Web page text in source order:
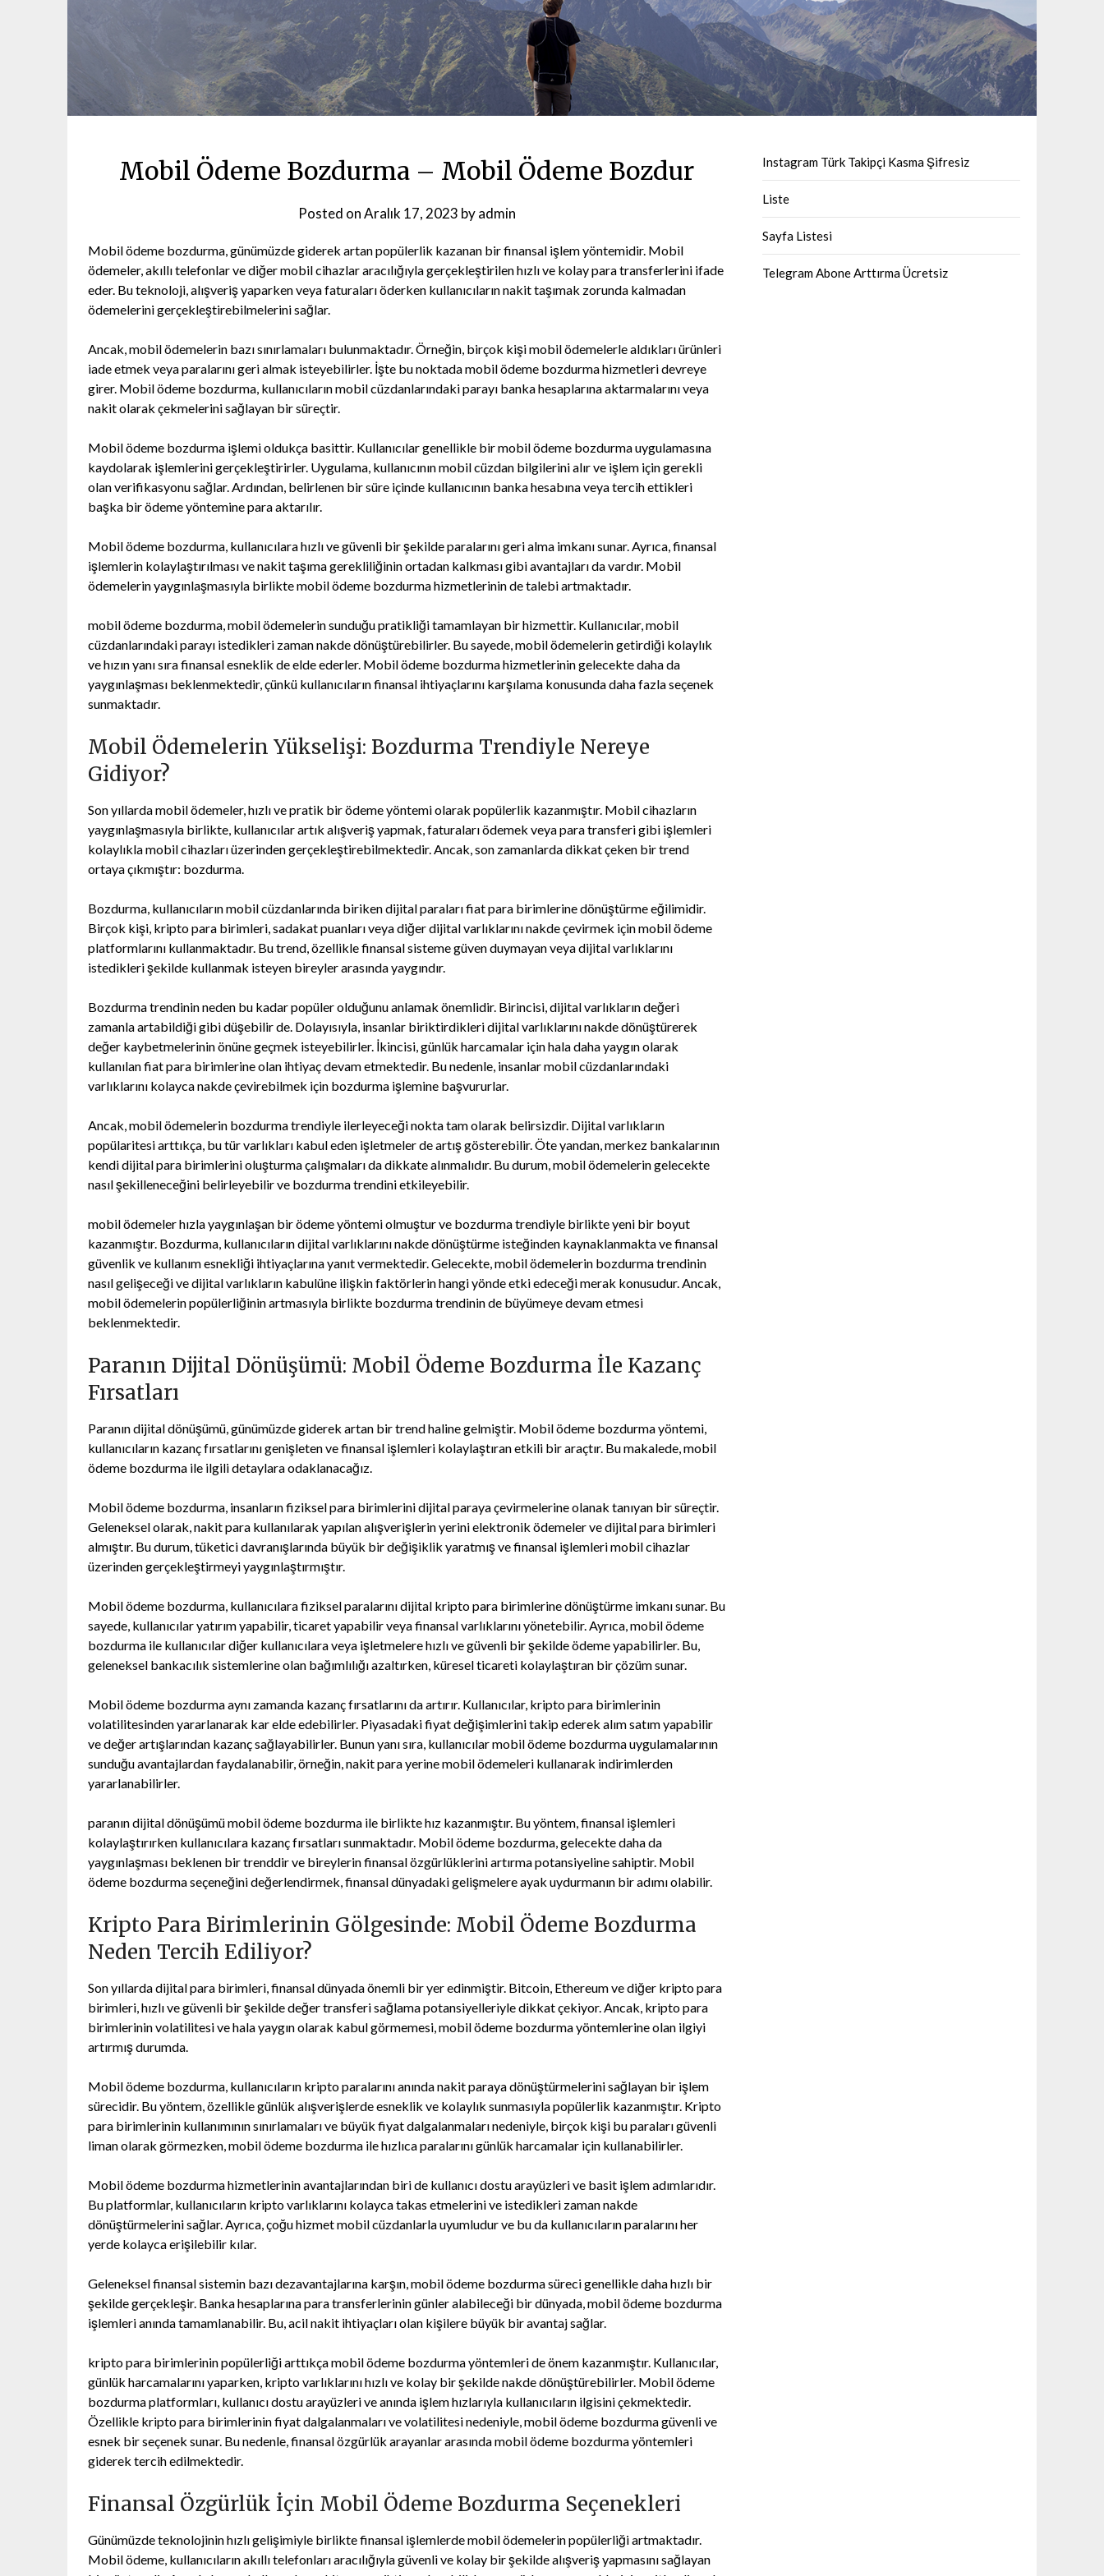
Mobil Ödeme Bozdurma – Mobil Ödeme Bozdur
Posted onAralık 17, 2023 byadmin
Mobil ödeme bozdurma, günümüzde giderek artan popülerlik kazanan bir finansal işlem yöntemidir. Mobil
ödemeler, akıllı telefonlar ve diğer mobil cihazlar aracılığıyla gerçekleştirilen hızlı ve kolay para transferlerini ifade
eder. Bu teknoloji, alışveriş yaparken veya faturaları öderken kullanıcıların nakit taşımak zorunda kalmadan
ödemelerini gerçekleştirebilmelerini sağlar.
Ancak, mobil ödemelerin bazı sınırlamaları bulunmaktadır. Örneğin, birçok kişi mobil ödemelerle aldıkları ürünleri
iade etmek veya paralarını geri almak isteyebilirler. İşte bu noktada mobil ödeme bozdurma hizmetleri devreye
girer. Mobil ödeme bozdurma, kullanıcıların mobil cüzdanlarındaki parayı banka hesaplarına aktarmalarını veya
nakit olarak çekmelerini sağlayan bir süreçtir.
Mobil ödeme bozdurma işlemi oldukça basittir. Kullanıcılar genellikle bir mobil ödeme bozdurma uygulamasına
kaydolarak işlemlerini gerçekleştirirler. Uygulama, kullanıcının mobil cüzdan bilgilerini alır ve işlem için gerekli
olan verifikasyonu sağlar. Ardından, belirlenen bir süre içinde kullanıcının banka hesabına veya tercih ettikleri
başka bir ödeme yöntemine para aktarılır.
Mobil ödeme bozdurma, kullanıcılara hızlı ve güvenli bir şekilde paralarını geri alma imkanı sunar. Ayrıca, finansal
işlemlerin kolaylaştırılması ve nakit taşıma gerekliliğinin ortadan kalkması gibi avantajları da vardır. Mobil
ödemelerin yaygınlaşmasıyla birlikte mobil ödeme bozdurma hizmetlerinin de talebi artmaktadır.
mobil ödeme bozdurma, mobil ödemelerin sunduğu pratikliği tamamlayan bir hizmettir. Kullanıcılar, mobil
cüzdanlarındaki parayı istedikleri zaman nakde dönüştürebilirler. Bu sayede, mobil ödemelerin getirdiği kolaylık
ve hızın yanı sıra finansal esneklik de elde ederler. Mobil ödeme bozdurma hizmetlerinin gelecekte daha da
yaygınlaşması beklenmektedir, çünkü kullanıcıların finansal ihtiyaçlarını karşılama konusunda daha fazla seçenek
sunmaktadır.
Mobil Ödemelerin Yükselişi: Bozdurma Trendiyle Nereye
Gidiyor?
Son yıllarda mobil ödemeler, hızlı ve pratik bir ödeme yöntemi olarak popülerlik kazanmıştır. Mobil cihazların
yaygınlaşmasıyla birlikte, kullanıcılar artık alışveriş yapmak, faturaları ödemek veya para transferi gibi işlemleri
kolaylıkla mobil cihazları üzerinden gerçekleştirebilmektedir. Ancak, son zamanlarda dikkat çeken bir trend
ortaya çıkmıştır: bozdurma.
Bozdurma, kullanıcıların mobil cüzdanlarında biriken dijital paraları fiat para birimlerine dönüştürme eğilimidir.
Birçok kişi, kripto para birimleri, sadakat puanları veya diğer dijital varlıklarını nakde çevirmek için mobil ödeme
platformlarını kullanmaktadır. Bu trend, özellikle finansal sisteme güven duymayan veya dijital varlıklarını
istedikleri şekilde kullanmak isteyen bireyler arasında yaygındır.
Bozdurma trendinin neden bu kadar popüler olduğunu anlamak önemlidir. Birincisi, dijital varlıkların değeri
zamanla artabildiği gibi düşebilir de. Dolayısıyla, insanlar biriktirdikleri dijital varlıklarını nakde dönüştürerek
değer kaybetmelerinin önüne geçmek isteyebilirler. İkincisi, günlük harcamalar için hala daha yaygın olarak
kullanılan fiat para birimlerine olan ihtiyaç devam etmektedir. Bu nedenle, insanlar mobil cüzdanlarındaki
varlıklarını kolayca nakde çevirebilmek için bozdurma işlemine başvururlar.
Ancak, mobil ödemelerin bozdurma trendiyle ilerleyeceği nokta tam olarak belirsizdir. Dijital varlıkların
popülaritesi arttıkça, bu tür varlıkları kabul eden işletmeler de artış gösterebilir. Öte yandan, merkez bankalarının
kendi dijital para birimlerini oluşturma çalışmaları da dikkate alınmalıdır. Bu durum, mobil ödemelerin gelecekte
nasıl şekilleneceğini belirleyebilir ve bozdurma trendini etkileyebilir.
mobil ödemeler hızla yaygınlaşan bir ödeme yöntemi olmuştur ve bozdurma trendiyle birlikte yeni bir boyut
kazanmıştır. Bozdurma, kullanıcıların dijital varlıklarını nakde dönüştürme isteğinden kaynaklanmakta ve finansal
güvenlik ve kullanım esnekliği ihtiyaçlarına yanıt vermektedir. Gelecekte, mobil ödemelerin bozdurma trendinin
nasıl gelişeceği ve dijital varlıkların kabulüne ilişkin faktörlerin hangi yönde etki edeceği merak konusudur. Ancak,
mobil ödemelerin popülerliğinin artmasıyla birlikte bozdurma trendinin de büyümeye devam etmesi
beklenmektedir.
Paranın Dijital Dönüşümü: Mobil Ödeme Bozdurma İle Kazanç
Fırsatları
Paranın dijital dönüşümü, günümüzde giderek artan bir trend haline gelmiştir. Mobil ödeme bozdurma yöntemi,
kullanıcıların kazanç fırsatlarını genişleten ve finansal işlemleri kolaylaştıran etkili bir araçtır. Bu makalede, mobil
ödeme bozdurma ile ilgili detaylara odaklanacağız.
Mobil ödeme bozdurma, insanların fiziksel para birimlerini dijital paraya çevirmelerine olanak tanıyan bir süreçtir.
Geleneksel olarak, nakit para kullanılarak yapılan alışverişlerin yerini elektronik ödemeler ve dijital para birimleri
almıştır. Bu durum, tüketici davranışlarında büyük bir değişiklik yaratmış ve finansal işlemleri mobil cihazlar
üzerinden gerçekleştirmeyi yaygınlaştırmıştır.
Mobil ödeme bozdurma, kullanıcılara fiziksel paralarını dijital kripto para birimlerine dönüştürme imkanı sunar. Bu
sayede, kullanıcılar yatırım yapabilir, ticaret yapabilir veya finansal varlıklarını yönetebilir. Ayrıca, mobil ödeme
bozdurma ile kullanıcılar diğer kullanıcılara veya işletmelere hızlı ve güvenli bir şekilde ödeme yapabilirler. Bu,
geleneksel bankacılık sistemlerine olan bağımlılığı azaltırken, küresel ticareti kolaylaştıran bir çözüm sunar.
Mobil ödeme bozdurma aynı zamanda kazanç fırsatlarını da artırır. Kullanıcılar, kripto para birimlerinin
volatilitesinden yararlanarak kar elde edebilirler. Piyasadaki fiyat değişimlerini takip ederek alım satım yapabilir
ve değer artışlarından kazanç sağlayabilirler. Bunun yanı sıra, kullanıcılar mobil ödeme bozdurma uygulamalarının
sunduğu avantajlardan faydalanabilir, örneğin, nakit para yerine mobil ödemeleri kullanarak indirimlerden
yararlanabilirler.
paranın dijital dönüşümü mobil ödeme bozdurma ile birlikte hız kazanmıştır. Bu yöntem, finansal işlemleri
kolaylaştırırken kullanıcılara kazanç fırsatları sunmaktadır. Mobil ödeme bozdurma, gelecekte daha da
yaygınlaşması beklenen bir trenddir ve bireylerin finansal özgürlüklerini artırma potansiyeline sahiptir. Mobil
ödeme bozdurma seçeneğini değerlendirmek, finansal dünyadaki gelişmelere ayak uydurmanın bir adımı olabilir.
Kripto Para Birimlerinin Gölgesinde: Mobil Ödeme Bozdurma
Neden Tercih Ediliyor?
Son yıllarda dijital para birimleri, finansal dünyada önemli bir yer edinmiştir. Bitcoin, Ethereum ve diğer kripto para
birimleri, hızlı ve güvenli bir şekilde değer transferi sağlama potansiyelleriyle dikkat çekiyor. Ancak, kripto para
birimlerinin volatilitesi ve hala yaygın olarak kabul görmemesi, mobil ödeme bozdurma yöntemlerine olan ilgiyi
artırmış durumda.
Mobil ödeme bozdurma, kullanıcıların kripto paralarını anında nakit paraya dönüştürmelerini sağlayan bir işlem
sürecidir. Bu yöntem, özellikle günlük alışverişlerde esneklik ve kolaylık sunmasıyla popülerlik kazanmıştır. Kripto
para birimlerinin kullanımının sınırlamaları ve büyük fiyat dalgalanmaları nedeniyle, birçok kişi bu paraları güvenli
liman olarak görmezken, mobil ödeme bozdurma ile hızlıca paralarını günlük harcamalar için kullanabilirler.
Mobil ödeme bozdurma hizmetlerinin avantajlarından biri de kullanıcı dostu arayüzleri ve basit işlem adımlarıdır.
Bu platformlar, kullanıcıların kripto varlıklarını kolayca takas etmelerini ve istedikleri zaman nakde
dönüştürmelerini sağlar. Ayrıca, çoğu hizmet mobil cüzdanlarla uyumludur ve bu da kullanıcıların paralarını her
yerde kolayca erişilebilir kılar.
Geleneksel finansal sistemin bazı dezavantajlarına karşın, mobil ödeme bozdurma süreci genellikle daha hızlı bir
şekilde gerçekleşir. Banka hesaplarına para transferlerinin günler alabileceği bir dünyada, mobil ödeme bozdurma
işlemleri anında tamamlanabilir. Bu, acil nakit ihtiyaçları olan kişilere büyük bir avantaj sağlar.
kripto para birimlerinin popülerliği arttıkça mobil ödeme bozdurma yöntemleri de önem kazanmıştır. Kullanıcılar,
günlük harcamalarını yaparken, kripto varlıklarını hızlı ve kolay bir şekilde nakde dönüştürebilirler. Mobil ödeme
bozdurma platformları, kullanıcı dostu arayüzleri ve anında işlem hızlarıyla kullanıcıların ilgisini çekmektedir.
Özellikle kripto para birimlerinin fiyat dalgalanmaları ve volatilitesi nedeniyle, mobil ödeme bozdurma güvenli ve
esnek bir seçenek sunar. Bu nedenle, finansal özgürlük arayanlar arasında mobil ödeme bozdurma yöntemleri
giderek tercih edilmektedir.
Finansal Özgürlük İçin Mobil Ödeme Bozdurma Seçenekleri
Günümüzde teknolojinin hızlı gelişimiyle birlikte finansal işlemlerde mobil ödemelerin popülerliği artmaktadır.
Mobil ödeme, kullanıcıların akıllı telefonları aracılığıyla güvenli ve kolay bir şekilde alışveriş yapmasını sağlayan
Instagram Türk Takipçi Kasma Şifresiz
Liste
Sayfa Listesi
Telegram Abone Arttırma Ücretsiz